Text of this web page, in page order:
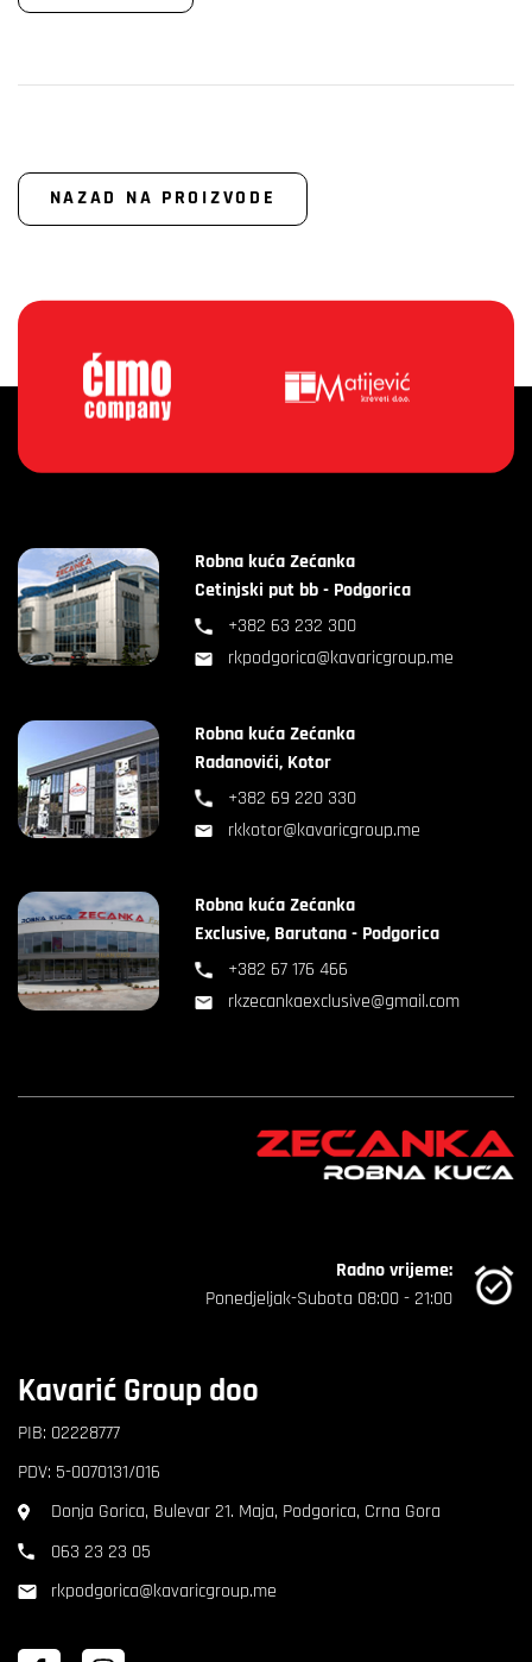
NAZAD NA PROIZVODE
Robna kuća Zećanka
Cetinjski put bb - Podgorica
+382 63 232 300
rkpodgorica@kavaricgroup.me
Robna kuća Zećanka
Radanovići, Kotor
+382 69 220 330
rkkotor@kavaricgroup.me
Robna kuća Zećanka
Exclusive, Barutana - Podgorica
+382 67 176 466
rkzecankaexclusive@gmail.com
Kavarić Group doo
PIB: 02228777
PDV: 5-0070131/016
Donja Gorica, Bulevar 21. Maja, Podgorica, Crna Gora
063 23 23 05
rkpodgorica@kavaricgroup.me
Radno vrijeme:
Ponedjeljak-Subota 08:00 - 21:00